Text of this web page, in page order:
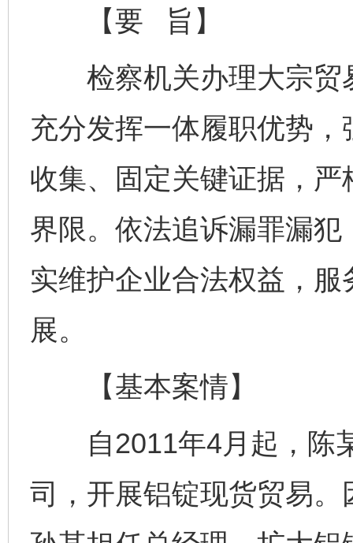
【要 旨】
检察机关办理大宗贸
充分发挥一体履职优势
收集、固定关键证据，
界限。依法追诉漏罪漏
实维护企业合法权益，
展。
【基本案情】
自2011年4月起，陈
司，开展铝锭现货贸易